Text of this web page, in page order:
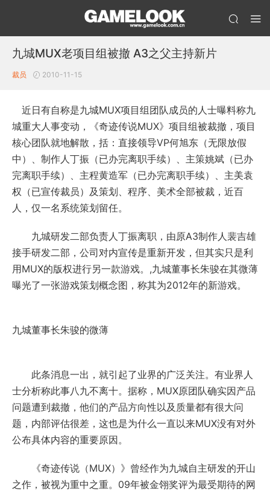
九城MUX老项目组被撤 A3之父主持新片
裁员 2010-11-15
近日有自称是九城MUX项目组团队成员的人士曝料称九
城重大人事变动，《奇迹传说MUX》项目组被裁撤，项目
核心团队就地解散，括：直接领导VP何旭东（无限放假
中）、制作人丁振（已办完离职手续）、主策姚斌（已办
完离职手续）、主程黄造军（已办完离职手续）、主美袁
权（已宣传裁员）及策划、程序、美术全部被裁，近百
人，仅一名系统策划留任。
九城研发二部负责人丁振离职，由原A3制作人裴吉雄
接手研发二部，公司对内宣传是重新开发，但其实只是利
用MUX的版权进行另一款游戏。,九城董事长朱骏在其微薄
曝光了一张游戏策划概念图，称其为2012年的新游戏。
九城董事长朱骏的微薄
此条消息一出，就引起了业界的广泛关注。有业界人
士分析称此事八九不离十。据称，MUX原团队确实因产品
问题遭到裁撤，他们的产品方向性以及质量都有很大问
题，内部评估很差，这也是为什么一直以来MUX没有对外
公布具体内容的重要原因。
《奇迹传说（MUX）》曾经作为九城自主研发的开山
之作，被视为重中之重。09年被金翎奖评为最受期待的网